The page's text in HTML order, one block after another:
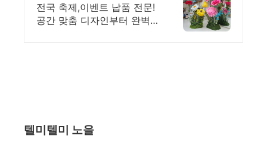
국 출장 가능 클래스 모집
전국 축제,이벤트 납품 전문!
공간 맞춤 디자인부터 완벽
텔미텔미 노을